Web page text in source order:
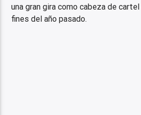
una gran gira como cabeza de
fines del año pasado.